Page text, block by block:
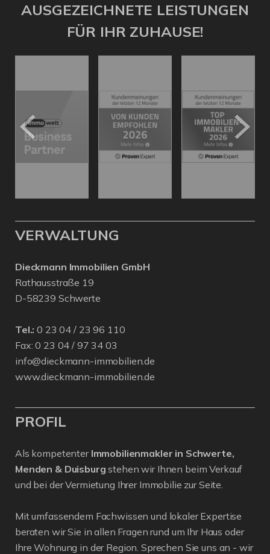
AUSGEZEICHNETE LEISTUNGEN
FÜR IHR ZUHAUSE!
VERWALTUNG
Dieckmann Immobilien GmbH
Rathausstraße 19
D-58239 Schwerte
Tel.: 0 23 04 / 23 96 110
Fax: 0 23 04 / 97 34 03
info@dieckmann-immobilien.de
www.dieckmann-immobilien.de
PROFIL
Als kompetenter Immobilienmakler in Schwerte,
Menden & Duisburg stehen wir Ihnen beim Verkauf
und bei der Vermietung Ihrer Immobilie zur Seite.
Mit umfassendem Fachwissen und lokaler Expertise
beraten wir Sie in allen Fragen rund um Ihr Haus oder
Ihre Wohnung in der Region. Sprechen Sie uns an - wir